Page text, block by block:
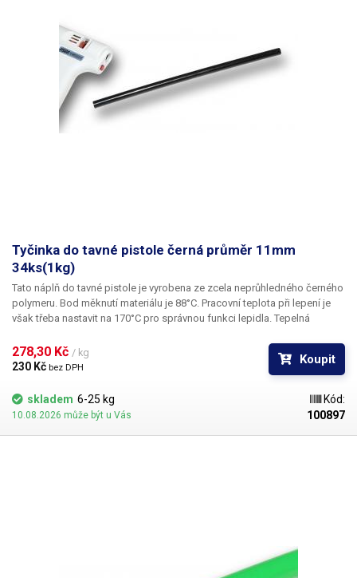
Tyčinka do tavné pistole černá průměr 11mm
34ks(1kg)
Tato náplň do tavné pistole je vyrobena ze zcela neprůhledného černého
polymeru. Bod měknutí materiálu je 88°C. Pracovní teplota při lepení je
však třeba nastavit na 170°C pro správnou funkci lepidla. Tepelná
278,30 Kč / kg
230 Kč bez DPH
Koupit
skladem 6-25 kg
10.08.2026 může být u Vás
Kód:
100897